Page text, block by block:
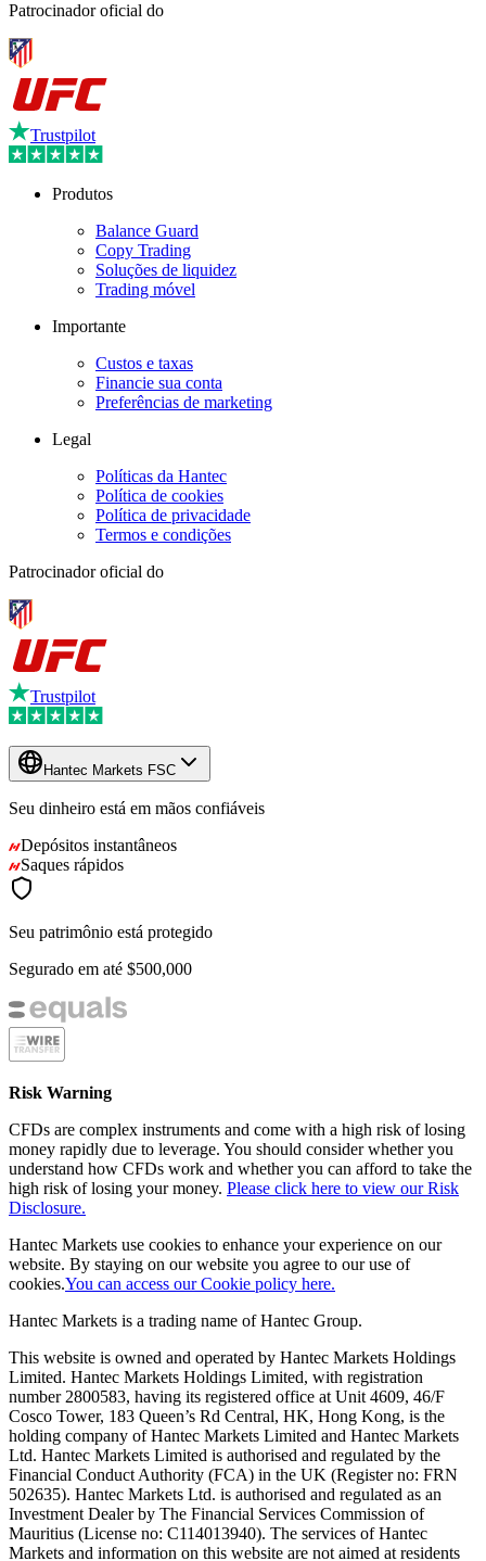
Patrocinador oficial do
Trustpilot
Produtos
Balance Guard
Copy Trading
Soluções de liquidez
Trading móvel
Importante
Custos e taxas
Financie sua conta
Preferências de marketing
Legal
Políticas da Hantec
Política de cookies
Política de privacidade
Termos e condições
Patrocinador oficial do
Trustpilot
Hantec Markets FSC
Seu dinheiro está em mãos confiáveis
Depósitos instantâneos
Saques rápidos
Seu patrimônio está protegido
Segurado em até $500,000
Risk Warning
CFDs are complex instruments and come with a high risk of losing
money rapidly due to leverage. You should consider whether you
understand how CFDs work and whether you can afford to take the
high risk of losing your money. Please click here to view our Risk
Disclosure.
Hantec Markets use cookies to enhance your experience on our
website. By staying on our website you agree to our use of
cookies.You can access our Cookie policy here.
Hantec Markets is a trading name of Hantec Group.
This website is owned and operated by Hantec Markets Holdings
Limited. Hantec Markets Holdings Limited, with registration
number 2800583, having its registered office at Unit 4609, 46/F
Cosco Tower, 183 Queen’s Rd Central, HK, Hong Kong, is the
holding company of Hantec Markets Limited and Hantec Markets
Ltd. Hantec Markets Limited is authorised and regulated by the
Financial Conduct Authority (FCA) in the UK (Register no: FRN
502635). Hantec Markets Ltd. is authorised and regulated as an
Investment Dealer by The Financial Services Commission of
Mauritius (License no: C114013940). The services of Hantec
Markets and information on this website are not aimed at residents